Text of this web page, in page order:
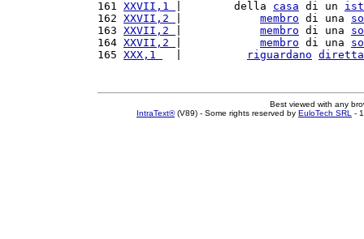
161 XXVII,1 |        della casa di un
162 XXVII,2 membro di una
163 XXVII,2 membro di una
164 XXVII,2 membro di una
165 XXX,1 riguardano
Best viewed with any
IntraText®(V89) - Some rights reserved by EuloTech SRL -